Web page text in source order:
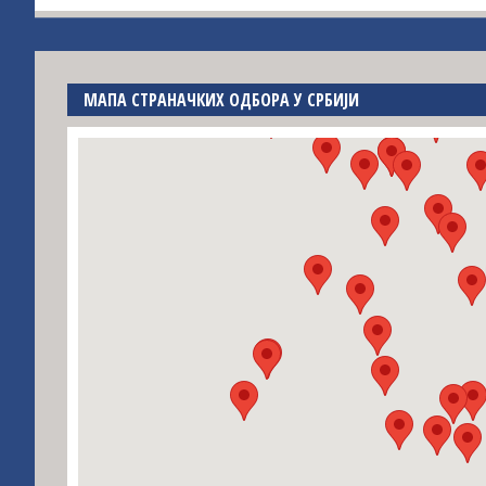
МАПА СТРАНАЧКИХ ОДБОРА У СРБИЈИ